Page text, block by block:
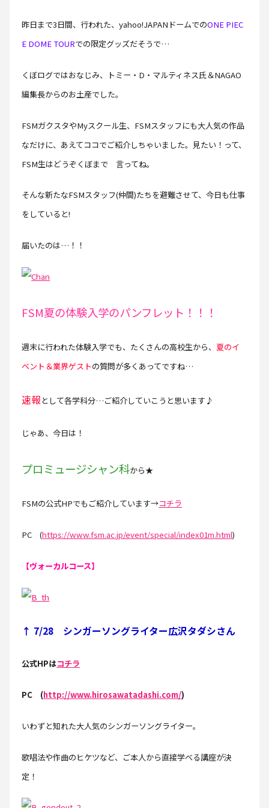
昨日まで3日間、行われた、yahoo!JAPANドームでのONE PIEC
E DOME TOURでの限定グッズだそうで…
くぼログではおなじみ、トミー・D・マルティネス氏＆NAGAO
編集長からのお土産でした。
FSMガクスタやMyスクール生、FSMスタッフにも大人気の作品
なだけに、あえてココでご紹介しちゃいました。見たい！って、
FSM生はどうぞくぼまで 言ってね。
そんな新たなFSMスタッフ(仲間)たちを避難させて、今日も仕事
をしていると!
届いたのは…！！
FSM夏の体験入学のパンフレット！！！
週末に行われた体験入学でも、たくさんの高校生から、夏のイ
ベント＆業界ゲストの質問が多くあってですね…
速報 として各学科分…ご紹介していこうと思います♪
じゃあ、今日は！
プロミュージシャン科から★
FSMの公式HPでもご紹介しています→コチラ
PC (https://www.fsm.ac.jp/event/special/index01m.html)
【ヴォーカルコース】
↑ 7/28 シンガーソングライター広沢タダシさん
公式HPはコチラ
PC (http://www.hirosawatadashi.com/)
いわずと知れた大人気のシンガーソングライター。
歌唱法や作曲のヒケツなど、ご本人から直接学べる講座が決
定！